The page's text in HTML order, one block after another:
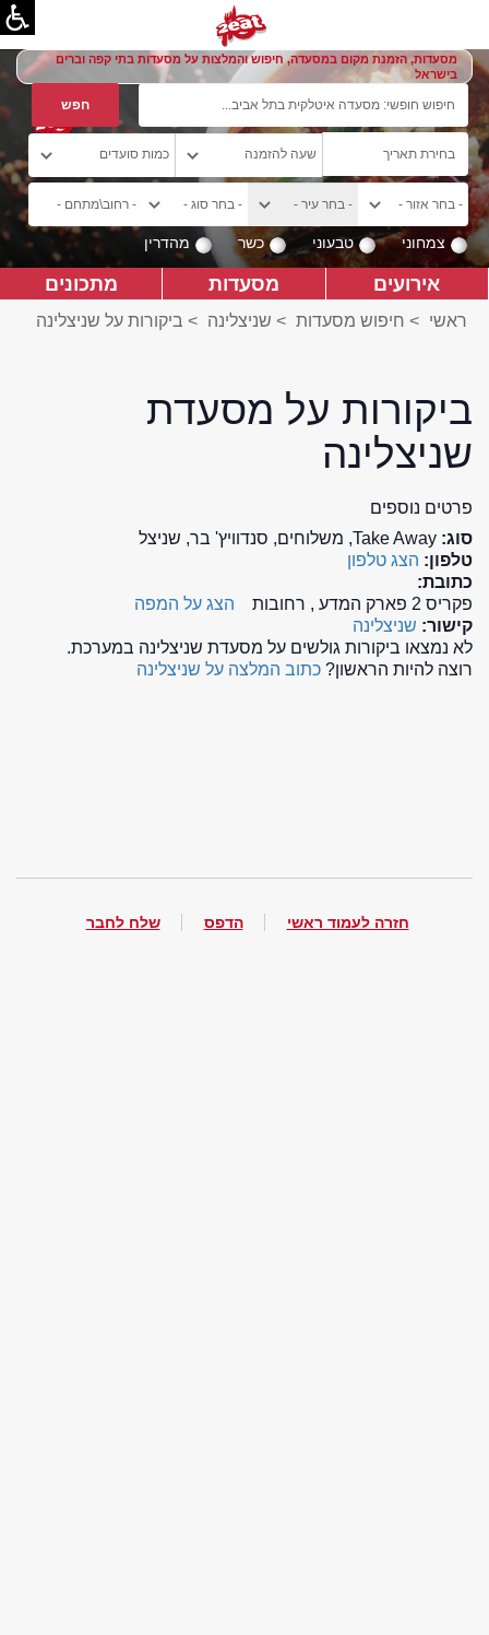
מסעדות, הזמנת מקום במסעדה, חיפוש והמלצות על מסעדות בתי קפה וברים
בישראל
צמחוני טבעוני כשר מהדרין
אירועים מסעדות מתכונים
ראשי > חיפוש מסעדות > שניצלינה > ביקורות על שניצלינה
ביקורות על מסעדת
שניצלינה
פרטים נוספים
סוג: Take Away, משלוחים, סנדוויץ' בר, שניצל
טלפון: הצג טלפון
כתובת:
פקריס 2 פארק המדע , רחובות
הצג על המפה
קישור: שניצלינה
לא נמצאו ביקורות גולשים על מסעדת שניצלינה במערכת.
רוצה להיות הראשון? כתוב המלצה על שניצלינה
חזרה לעמוד ראשי הדפס שלח לחבר